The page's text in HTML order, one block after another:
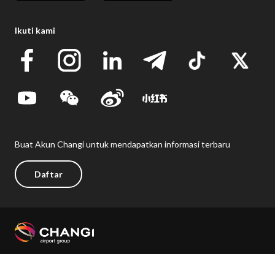
Ikuti kami
Buat Akun Changi untuk mendapatkan informasi terbaru
Daftar